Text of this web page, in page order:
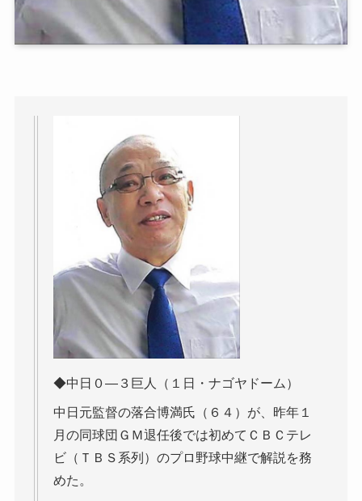
◆中日０―３巨人（１日・ナゴヤドーム）
中日元監督の落合博満氏（６４）が、昨年１
月の同球団ＧＭ退任後では初めてＣＢＣテレ
ビ（ＴＢＳ系列）のプロ野球中継で解説を務
めた。